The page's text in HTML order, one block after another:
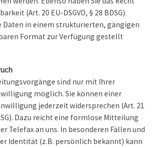
(Art. 20 EU-DSGVO, § 28 BDSG).
Daten in einem strukturierten, gängigen
Format zur Verfügung gestellt
sind nur mit Ihrer
möglich. Sie können einer
jederzeit widersprechen (Art. 21
Dazu reicht eine formlose Mitteilung
Telefax an uns. In besonderen Fällen und
Identität (z.B. persönlich bekannt) kann